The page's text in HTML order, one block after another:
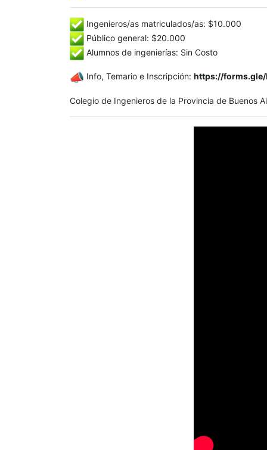
Ingenieros/as matriculados/as: $10.000
Público general: $20.000
Alumnos de ingenierías: Sin Costo
Info, Temario e Inscripción: https://forms.gle/
Colegio de Ingenieros de la Provincia de Buenos